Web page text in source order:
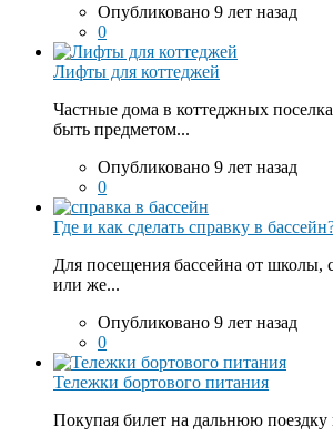
Опубликовано 9 лет назад
0
Лифты для коттеджей
Частные дома в коттеджных
быть предметом...
Опубликовано 9 лет назад
0
Где и как сделать справку в
Для посещения бассейна от школы,
или же...
Опубликовано 9 лет назад
0
Тележки бортового питания
Покупая билет на дальнюю поездку